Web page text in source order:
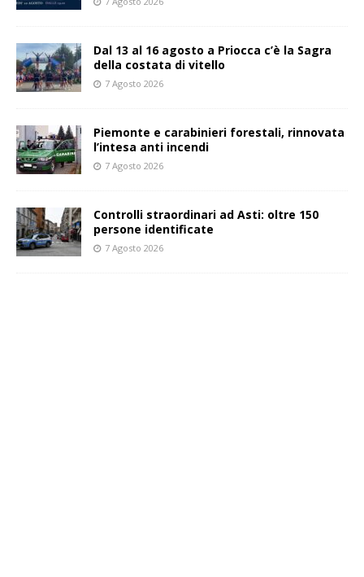
Dal 13 al 16 agosto a Priocca c’è la Sagra
della costata di vitello
7 Agosto 2026
Piemonte e carabinieri forestali, rinnovata
l’intesa anti incendi
7 Agosto 2026
Controlli straordinari ad Asti: oltre 150
persone identificate
7 Agosto 2026